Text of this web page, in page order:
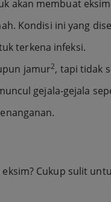
akan membuat
Kondisi ini yang
terkena infeksi.
jamur2, tapi tidak
gejala-gejala
Cukup sulit